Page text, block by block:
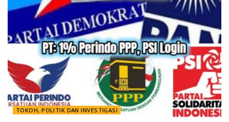
TOKOH, POLITIK DAN INVESTIGASI